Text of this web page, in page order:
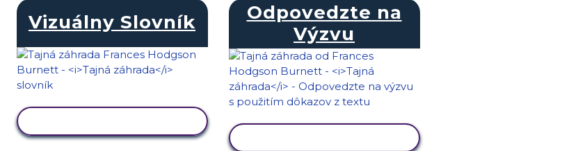
Vizuálny Slovník
Odpovedzte na
Výzvu